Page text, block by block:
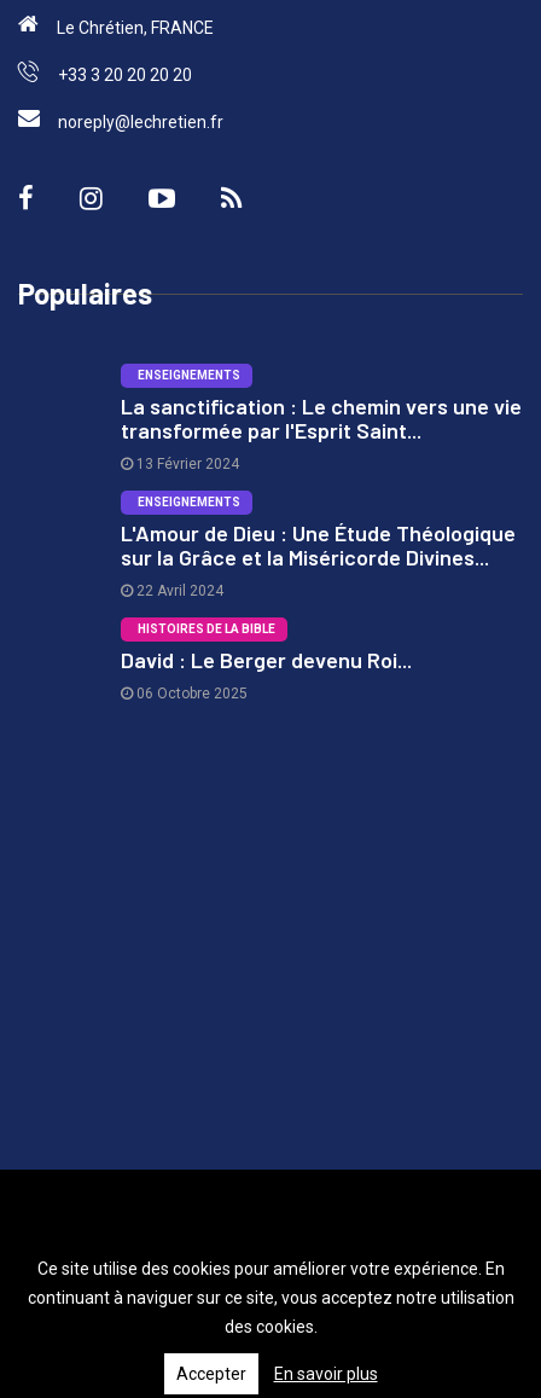
Le Chrétien, FRANCE
+33 3 20 20 20 20
noreply@lechretien.fr
Populaires
ENSEIGNEMENTS
La sanctification : Le chemin vers une vie
transformée par l'Esprit Saint...
13 Février 2024
ENSEIGNEMENTS
L'Amour de Dieu : Une Étude Théologique
sur la Grâce et la Miséricorde Divines...
22 Avril 2024
HISTOIRES DE LA BIBLE
David : Le Berger devenu Roi...
06 Octobre 2025
Ce site utilise des cookies pour améliorer votre expérience. En
continuant à naviguer sur ce site, vous acceptez notre utilisation
des cookies.
Accepter En savoir plus